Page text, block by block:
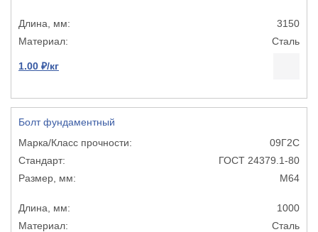
3150
Сталь
1.00 ₽/кг
Болт фундаментный
09Г2С
ГОСТ 24379.1-80
М64
1000
Сталь